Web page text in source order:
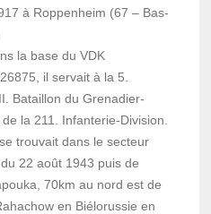
à Roppenheim (67 – Bas-
la base du VDK
il servait à la 5.
Bataillon du Grenadier-
la 211. Infanterie-Division.
trouvait dans le secteur
22 août 1943 puis de
70km au nord est de
en Biélorussie en